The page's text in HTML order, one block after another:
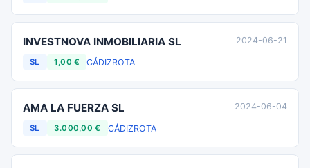
INVESTNOVA INMOBILIARIA SL
SL 1,00 € CÁDIZROTA
2024-06-21
AMA LA FUERZA SL
SL 3.000,00 € CÁDIZROTA
2024-06-04